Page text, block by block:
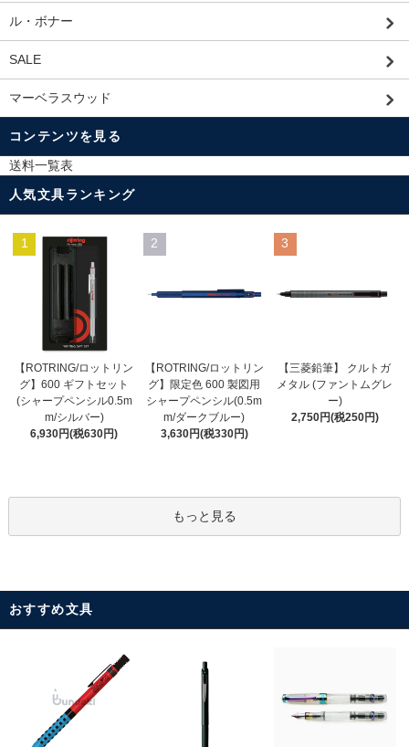
ル・ボナー
SALE
マーベラスウッド
コンテンツを見る
送料一覧表
人気文具ランキング
1
【ROTRING/ロットリン
グ】600 ギフトセット
(シャープペンシル0.5m
m/シルバー)
6,930円(税630円)
2
【ROTRING/ロットリン
グ】限定色 600 製図用
シャープペンシル(0.5m
m/ダークブルー)
3,630円(税330円)
3
【三菱鉛筆】 クルトガ
メタル (ファントムグレ
ー)
2,750円(税250円)
もっと見る
おすすめ文具